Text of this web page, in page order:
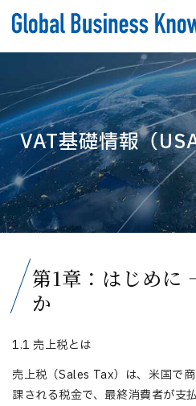
VAT基礎情報（
第1章：はじめに
か
1.1 売上税とは
売上税（Sales Tax）は、米国で
課される税金で、最終消費者が支